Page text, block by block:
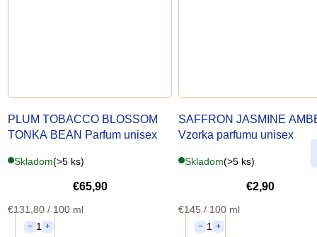
PLUM TOBACCO BLOSSOM
TONKA BEAN Parfum unisex
Skladom(>5 ks)
€65,90
Jednotková
cena:
€131,80 / 100 ml
− 1 +
SAFFRON JASMINE
Vzorka parfumu unisex
Skladom(>5 ks)
€2,90
Jednotková
cena:
€145 / 100 ml
− 1 +